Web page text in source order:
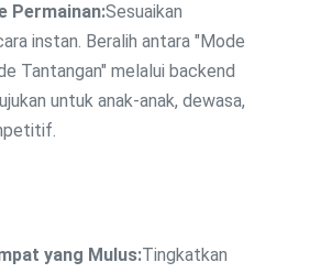
Permainan:Sesuaikan
instan. Beralih antara "Mode
Tantangan" melalui backend
untuk anak-anak, dewasa,
yang Mulus:Tingkatkan